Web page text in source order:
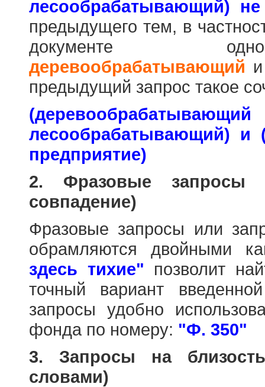
лесообрабатывающий) не
предыдущего тем, в
документе
деревообрабатывающий
предыдущий запрос такое
лесообрабатывающий) и
предприятие)
2. Фразовые запросы
совпадение)
Фразовые запросы или
обрамляются двойными
здесь тихие" позволит
точный вариант
запросы удобно
фонда по номеру: "Ф. 350"
3. Запросы на
словами)